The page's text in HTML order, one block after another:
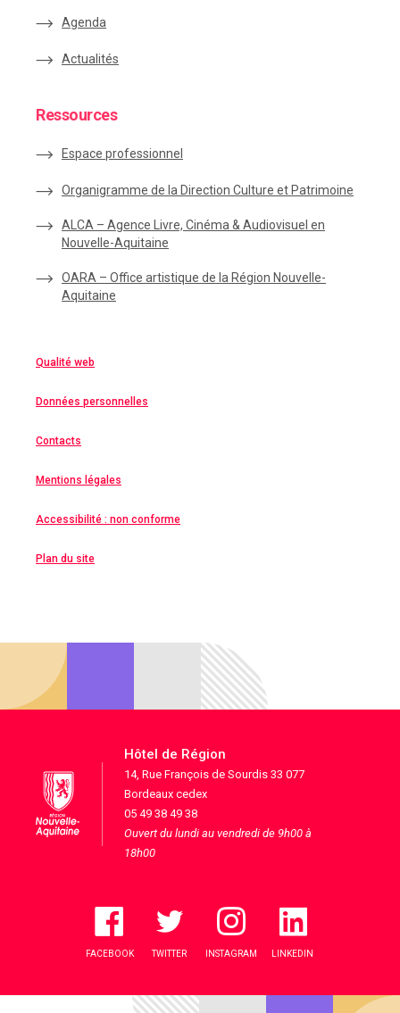
Agenda
Actualités
Ressources
Espace professionnel
Organigramme de la Direction Culture et Patrimoine
ALCA – Agence Livre, Cinéma & Audiovisuel en
Nouvelle-Aquitaine
OARA – Office artistique de la Région Nouvelle-
Aquitaine
Qualité web
Données personnelles
Contacts
Mentions légales
Accessibilité : non conforme
Plan du site
Hôtel de Région
14, Rue François de Sourdis 33 077
Bordeaux cedex
05 49 38 49 38
Ouvert du lundi au vendredi de 9h00 à
18h00
FACEBOOK TWITTER INSTAGRAM LINKEDIN